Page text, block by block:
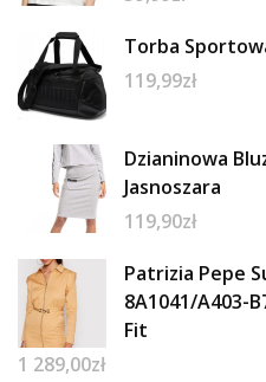
Torba
119,99zł
Dzianinowa
Jasnoszara
119,90zł
Patrizia Pepe
8A1041/A403-
Fit
1 289,00zł